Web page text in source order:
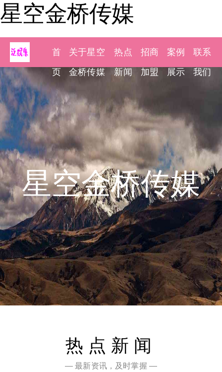
星空金桥传媒
首
页
关于星空
金桥传媒
热点
新闻
招商
加盟
案例
展示
联系
我们
星空金桥传媒
热点新闻
— 最新资讯，及时掌握 —